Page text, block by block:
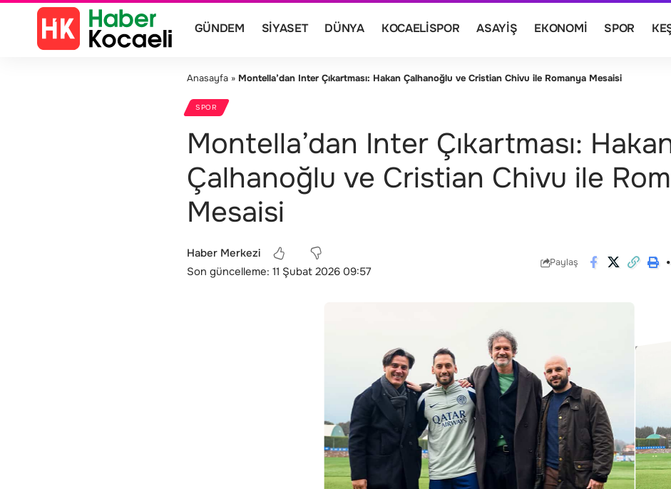
GÜNDEM SIYASET DÜNYA KOCAELISPOR ASAYIŞ EKONOMI SPOR
Anasayfa » Montella’dan Inter Çıkartması: Hakan Çalhanoğlu ve Cristian Chivu ile Romanya Mesaisi
SPOR
Montella’dan Inter Çıkartması:
Çalhanoğlu ve Cristian Chivu ile
Mesaisi
Son güncelleme: 11 Şubat 2026 09:57
Haber Merkezi
Paylaş